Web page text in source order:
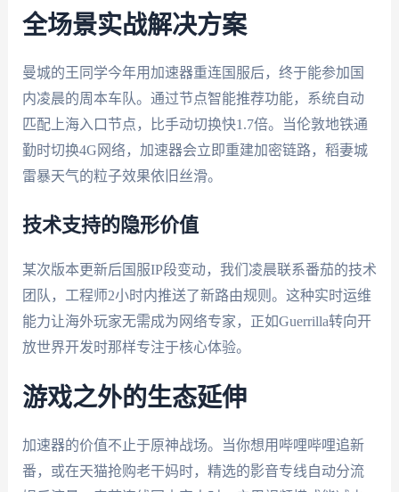
全场景实战解决方案
曼城的王同学今年用加速器重连国服后，终于能参加国
内凌晨的周本车队。通过节点智能推荐功能，系统自动
匹配上海入口节点，比手动切换快1.7倍。当伦敦地铁通
勤时切换4G网络，加速器会立即重建加密链路，稻妻城
雷暴天气的粒子效果依旧丝滑。
技术支持的隐形价值
某次版本更新后国服IP段变动，我们凌晨联系番茄的技术
团队，工程师2小时内推送了新路由规则。这种实时运维
能力让海外玩家无需成为网络专家，正如Guerrilla转向开
放世界开发时那样专注于核心体验。
游戏之外的生态延伸
加速器的价值不止于原神战场。当你想用哔哩哔哩追新
番，或在天猫抢购老干妈时，精选的影音专线自动分流